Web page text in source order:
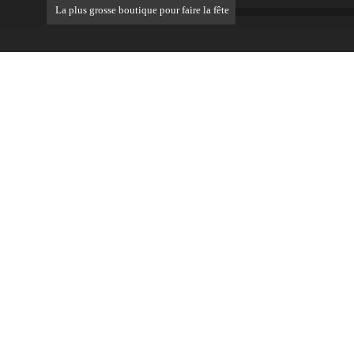
La plus grosse boutique pour faire la fête